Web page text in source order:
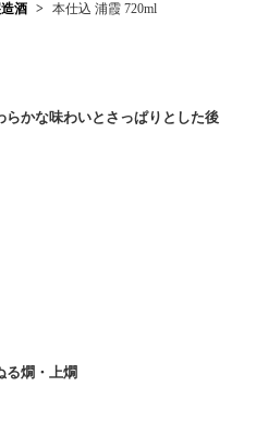
酒 本仕込 浦霞 720ml
かな味わいとさっぱりとした後
る燗・上燗